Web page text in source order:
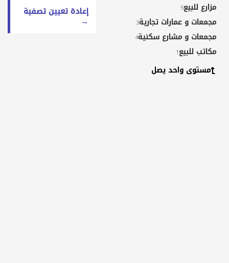
مزارع للبيع5
مجمعات و عمارات تجارية3
مجمعات و مشارع سكنية4
مكاتب للبيع1
مستوى واحد يصل
إعادة تعيين تصفية
→